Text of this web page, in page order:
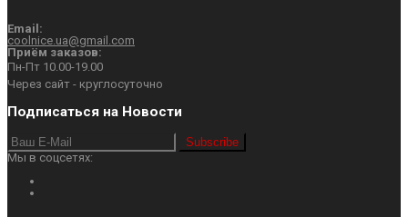
Email:
coolnice.ua@gmail.com
Приём заказов:
Пн-Пт 10.00-19.00
Через сайт - круглосуточно
Подписаться на Новости
Subscribe
Мы в соцсетях: